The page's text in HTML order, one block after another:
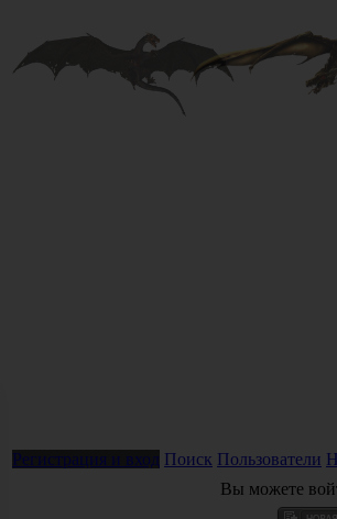
Регистрация и вход Поиск Пользователи
Вы можете